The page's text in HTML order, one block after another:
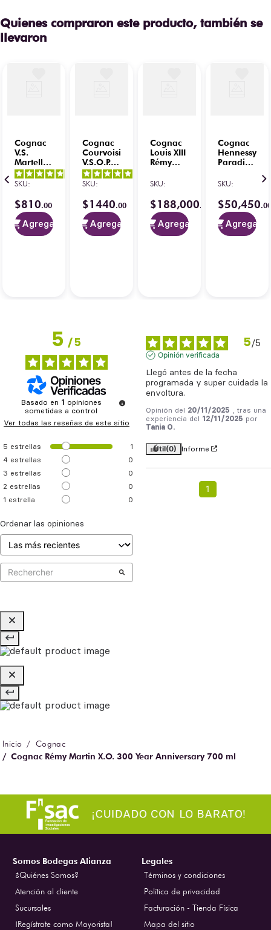
Quienes compraron este producto, también se
llevaron
5/ 5-
Cognac
V.S.
Martell
Francia
700 ml
4.8 /5 -
31opiniones
SKU:
$810.00
Agregar
Cognac
Courvoisier
V.S.O.P.
Nueva
Presentación
opiniones
SKU:
$1440.00
Agregar
Cognac
Louis XIII
Rémy
700 ml
Collection
"The
Origin -
1874"
SKU:
$188,000.
Agregar
Cognac
Hennessy
Paradis
Estuche
SKU:
$50,450.
Agregar
5/5
Basado en 1
opiniones
sometidas a control
Ver todas las reseñas de este sitio
5 estrellas
1
4 estrellas
0
3 estrellas
0
2 estrellas
0
1 estrella 0
Ordenar las opiniones
5/5
Opinión verificada
Llegó antes de la fecha
programada y super cuidada la
envoltura.
Opinión del 20/11/2025
, tras una
experiencia del 12/11/2025 por
Tania O.
Útil(0) Informe
1
Cognac
Cognac Rémy Martin X.O. 300 Year Anniversary 700 ml
Somos Bodegas Alianza
¿Quiénes Somos?
Atención al cliente
Sucursales
¡Regístrate como Mayorista!
Legales
Términos y condiciones
Política de privacidad
Facturación - Tienda Física
Mapa del sitio